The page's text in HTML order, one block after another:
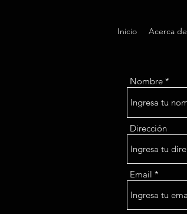
Inicio Acerca de
Nombre
Dirección
Email